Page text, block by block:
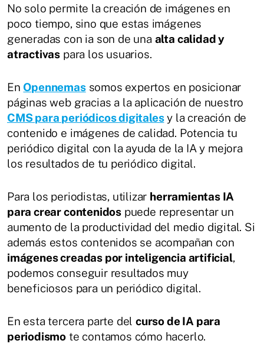
No solo permite la creación de imágenes en
poco tiempo, sino que estas imágenes
generadas con ia son de una alta calidad y
atractivas para los usuarios.
En Opennemassomos expertos en posicionar
páginas web gracias a la aplicación de nuestro
CMS para periódicos digitalesy la creación de
contenido e imágenes de calidad. Potencia tu
periódico digital con la ayuda de la IA y mejora
los resultados de tu periódico digital.
Para los periodistas, utilizar herramientas IA
para crear contenidos puede representar un
aumento de la productividad del medio digital. Si
además estos contenidos se acompañan con
imágenes creadas por inteligencia artificial,
podemos conseguir resultados muy
beneficiosos para un periódico digital.
En esta tercera parte delcurso de IA para
periodismo te contamos cómo hacerlo.